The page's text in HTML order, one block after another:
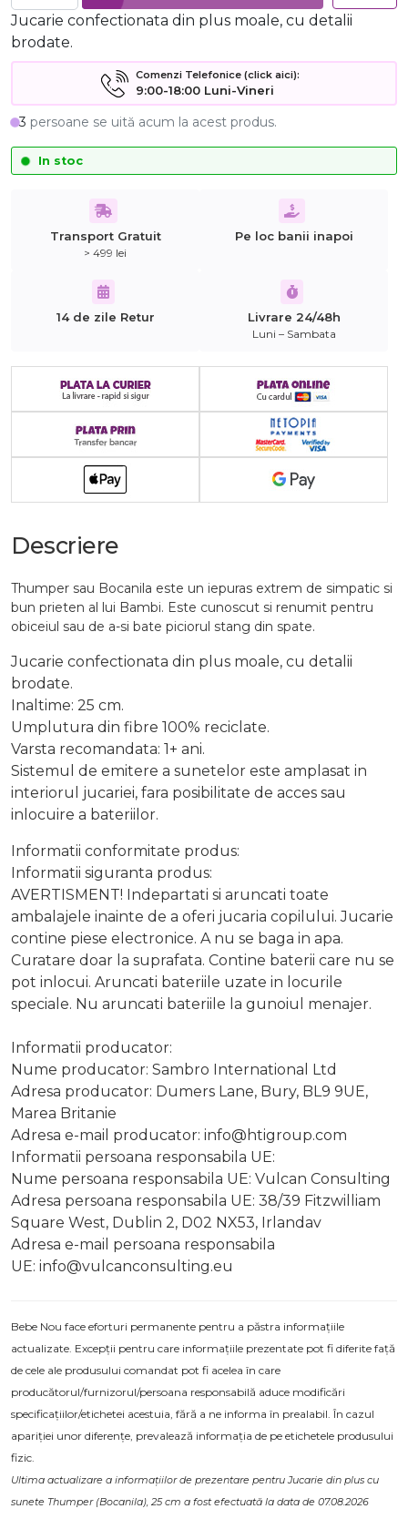
Jucarie confectionata din plus moale, cu detalii
brodate.
Comenzi Telefonice (click aici):
9:00-18:00 Luni-Vineri
3 persoane se uită acum la acest produs.
In stoc
Transport Gratuit
> 499 lei
Pe loc banii inapoi
14 de zile Retur Livrare 24/48h
Luni – Sambata
Descriere
Thumper sau Bocanila este un iepuras extrem de simpatic si
bun prieten al lui Bambi. Este cunoscut si renumit pentru
obiceiul sau de a-si bate piciorul stang din spate.
Jucarie confectionata din plus moale, cu detalii
brodate.
Inaltime: 25 cm.
Umplutura din fibre 100% reciclate.
Varsta recomandata: 1+ ani.
Sistemul de emitere a sunetelor este amplasat in
interiorul jucariei, fara posibilitate de acces sau
inlocuire a bateriilor.
Informatii conformitate produs:
Informatii siguranta produs:
AVERTISMENT! Indepartati si aruncati toate
ambalajele inainte de a oferi jucaria copilului. Jucarie
contine piese electronice. A nu se baga in apa.
Curatare doar la suprafata. Contine baterii care nu se
pot inlocui. Aruncati bateriile uzate in locurile
speciale. Nu aruncati bateriile la gunoiul menajer.
Informatii producator:
Nume producator: Sambro International Ltd
Adresa producator: Dumers Lane, Bury, BL9 9UE,
Marea Britanie
Adresa e-mail producator: info@htigroup.com
Informatii persoana responsabila UE:
Nume persoana responsabila UE: Vulcan Consulting
Adresa persoana responsabila UE: 38/39 Fitzwilliam
Square West, Dublin 2, D02 NX53, Irlandav
Adresa e-mail persoana responsabila
UE: info@vulcanconsulting.eu
Bebe Nou face eforturi permanente pentru a păstra informațiile
actualizate. Excepții pentru care informațiile prezentate pot fi diferite față
de cele ale produsului comandat pot fi acelea în care
producătorul/furnizorul/persoana responsabilă aduce modificări
specificațiilor/etichetei acestuia, fără a ne informa în prealabil. În cazul
apariției unor diferențe, prevalează informația de pe etichetele produsului
fizic.
Ultima actualizare a informațiilor de prezentare pentru Jucarie din plus cu
sunete Thumper (Bocanila), 25 cm a fost efectuată la data de 07.08.2026